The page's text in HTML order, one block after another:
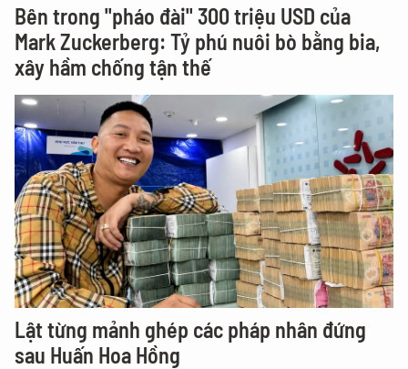
Bên trong "pháo đài" 300 triệu USD của
Mark Zuckerberg: Tỷ phú nuôi bò bằng bia,
xây hầm chống tận thế
Lật từng mảnh ghép các pháp nhân đứng
sau Huấn Hoa Hồng